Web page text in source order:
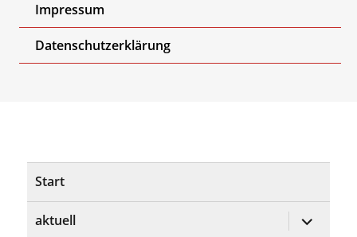
Impressum
Datenschutzerklärung
Start
aktuell öffnen